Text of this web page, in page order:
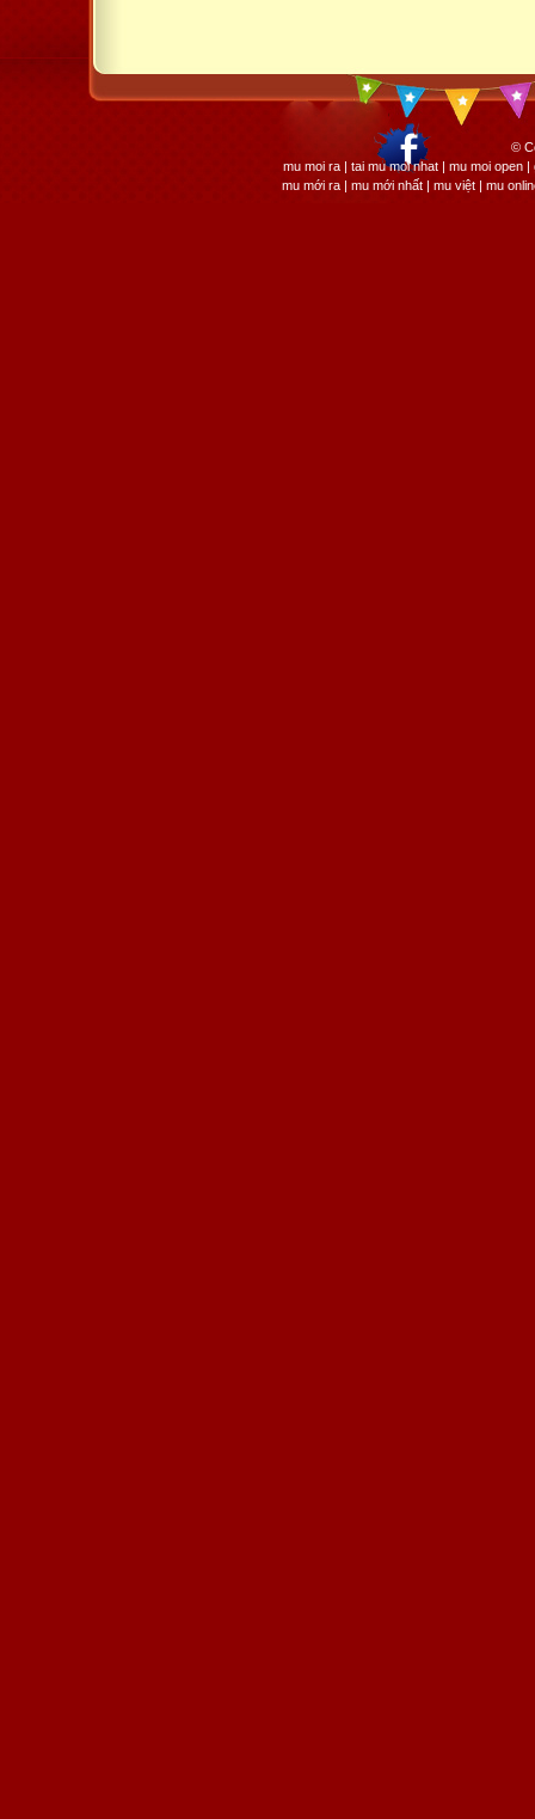
©
mu moi ra | tai mu moi nhat | mu moi open
mu mới ra | mu mới nhất | mu việt | mu